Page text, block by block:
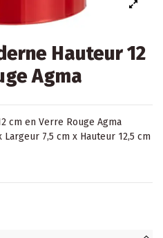
Hauteur 12
Agma
cm en Verre Rouge Agma
7,5 cm x Hauteur 12,5 cm